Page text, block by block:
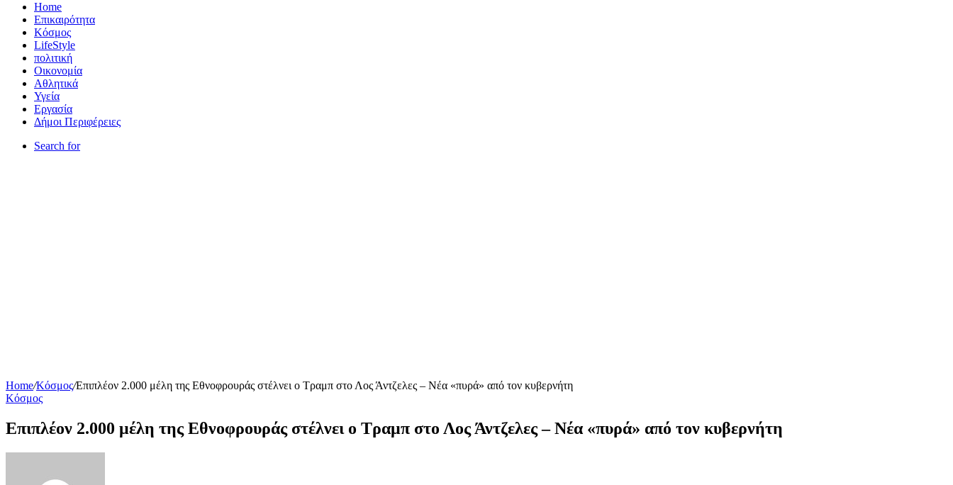
Home
Επικαιρότητα
Κόσμος
LifeStyle
πολιτική
Οικονομία
Αθλητικά
Υγεία
Εργασία
Δήμοι Περιφέρειες
Search for
Home/Κόσμος/Επιπλέον 2.000 μέλη της Εθνοφρουράς στέλνει ο Τραμπ στο Λος Άντζελες – Νέα «πυρά» από τον κυβερνήτη
Κόσμος
Επιπλέον 2.000 μέλη της Εθνοφρουράς στέλνει ο Τραμπ στο Λος Άντζελες – Νέα «πυρά» από τον κυβερνήτη